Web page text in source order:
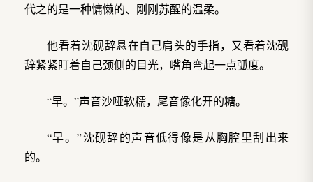
代之的是一种慵懒的、刚刚苏醒的温柔。
他看着沈砚辞悬在自己肩头的手指，又看着沈砚
辞紧紧盯着自己颈侧的目光，嘴角弯起一点弧度。
“早。”声音沙哑软糯，尾音像化开的糖。
“早。”沈砚辞的声音低得像是从胸腔里刮出来
的。